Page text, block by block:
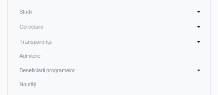
Studii
Cercetare
Transparența
Admitere
Beneficiarii programelor
Noutăți